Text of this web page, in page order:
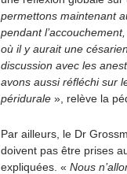
permettons maintenant
pendant
où il y aurait une
discussion avec les
avons aussi réfléchi sur
péridurale », relève la
Par ailleurs, le Dr
doivent pas être prises
expliquées. « Nous